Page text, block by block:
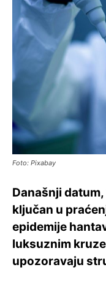
Foto: Pixabay
Današnji
ključan u
epidemije
luksuznim
upozoravaju